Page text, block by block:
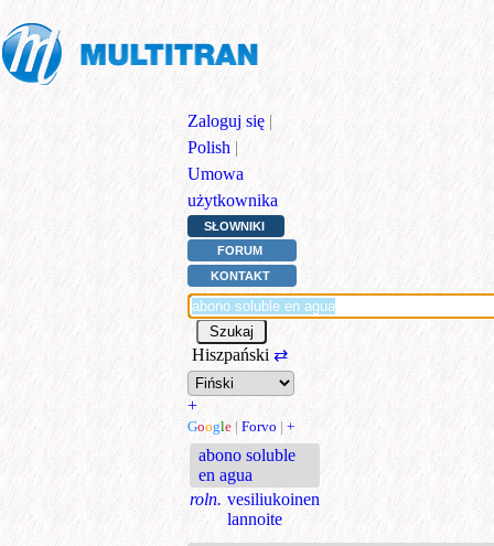
Zaloguj się |
Polish |
Umowa
użytkownika
SŁOWNIKI
FORUM
KONTAKT
Hiszpański ⇄
+
Google | Forvo | +
abono soluble
en agua
roln. vesiliukoinen
lannoite